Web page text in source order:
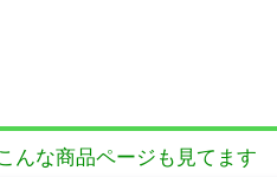
んな商品ページも見てます